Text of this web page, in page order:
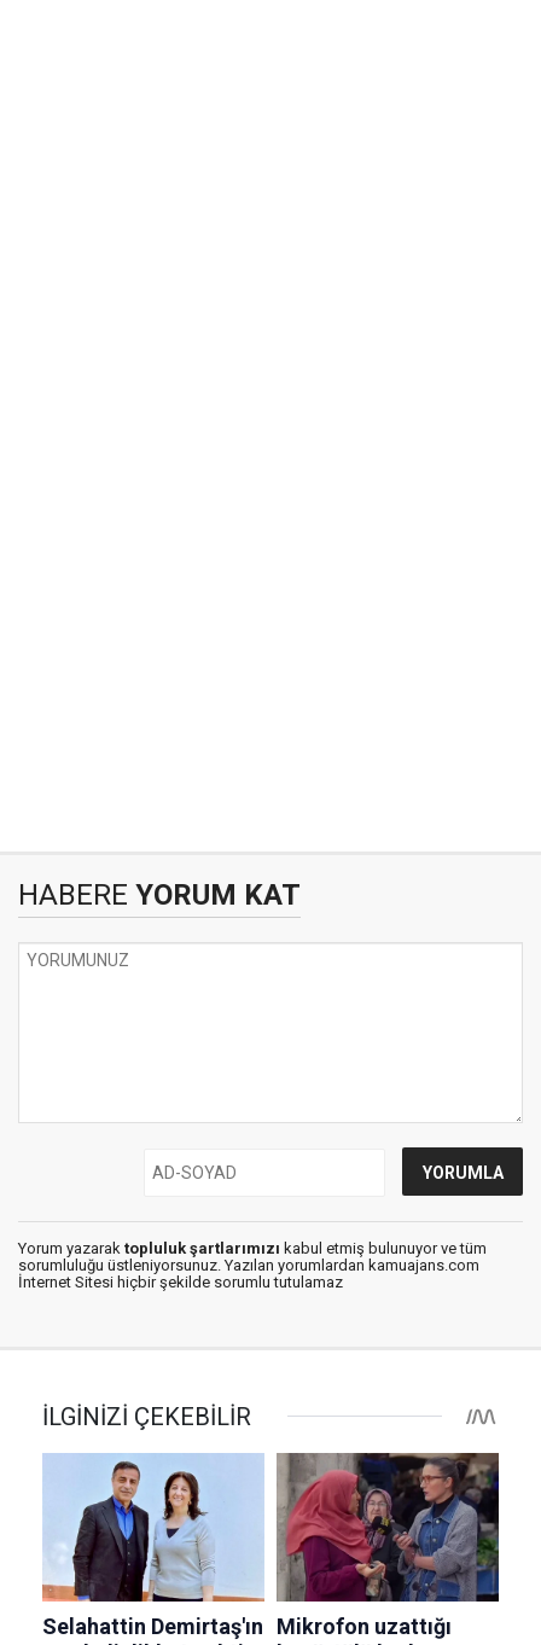
HABERE YORUM KAT
Yorum yazarak topluluk şartlarımızı kabul etmiş bulunuyor ve tüm
sorumluluğu üstleniyorsunuz. Yazılan yorumlardan kamuajans.com
İnternet Sitesi hiçbir şekilde sorumlu tutulamaz